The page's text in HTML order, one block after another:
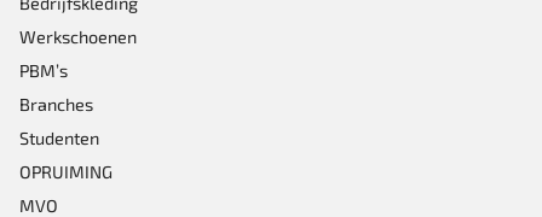
Werkschoenen
PBM’s
Branches
Studenten
OPRUIMING
MVO